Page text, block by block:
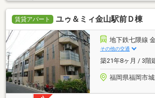
賃貸アパート ユゥ＆ミィ金山駅前Ｄ棟
地下鉄七隈線
その他の交通
築21年8ヶ月 / 3階
福岡県福岡市